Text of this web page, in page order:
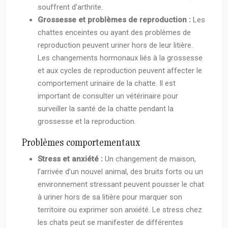
souffrent d’arthrite.
Grossesse et problèmes de reproduction : Les
chattes enceintes ou ayant des problèmes de
reproduction peuvent uriner hors de leur litière.
Les changements hormonaux liés à la grossesse
et aux cycles de reproduction peuvent affecter le
comportement urinaire de la chatte. Il est
important de consulter un vétérinaire pour
surveiller la santé de la chatte pendant la
grossesse et la reproduction.
Problèmes comportementaux
Stress et anxiété : Un changement de maison,
l’arrivée d’un nouvel animal, des bruits forts ou un
environnement stressant peuvent pousser le chat
à uriner hors de sa litière pour marquer son
territoire ou exprimer son anxiété. Le stress chez
les chats peut se manifester de différentes